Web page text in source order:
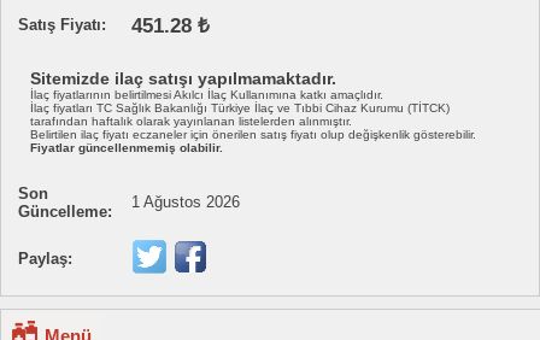
Satış Fiyatı: 451.28 ₺
Sitemizde ilaç satışı yapılmamaktadır.
İlaç fiyatlarının belirtilmesi Akılcı İlaç Kullanımına katkı amaçlıdır.
İlaç fiyatları TC Sağlık Bakanlığı Türkiye İlaç ve Tıbbi Cihaz Kurumu (TİTCK)
tarafından haftalık olarak yayınlanan listelerden alınmıştır.
Belirtilen ilaç fiyatı eczaneler için önerilen satış fiyatı olup değişkenlik gösterebilir.
Fiyatlar güncellenmemiş olabilir.
Son
Güncelleme:
1 Ağustos 2026
Paylaş:
Menü